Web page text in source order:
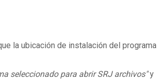
la ubicación de instalación del programa
seleccionado para abrir SRJ archivos"y